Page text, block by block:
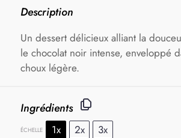
Description
Un dessert délicieux alliant la
le chocolat noir intense, enveloppé
choux légère.
Ingrédients
ÉCHELLE 1x 2x 3x